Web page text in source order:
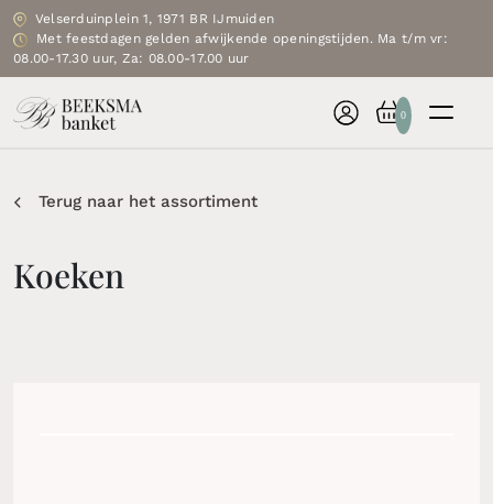
Velserduinplein 1, 1971 BR IJmuiden
Met feestdagen gelden afwijkende openingstijden. Ma t/m vr:
08.00-17.30 uur, Za: 08.00-17.00 uur
0
Terug naar het assortiment
Koeken